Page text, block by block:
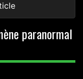
paranormal